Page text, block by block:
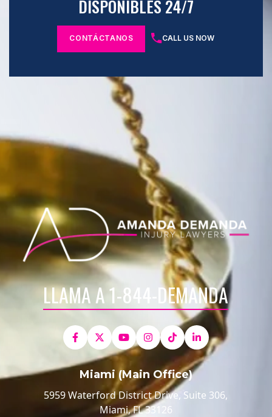
DISPONIBLES 24/7
CONTÁCTANOS CALL US NOW
LLAMA A 1-844-DEMANDA
Miami (Main Office)
5959 Waterford District Drive, Suite 306,
Miami, FL 33126